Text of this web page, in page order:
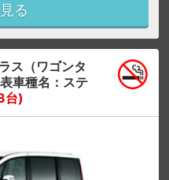
る
ス（ワゴンタ
種名：ステ
台)